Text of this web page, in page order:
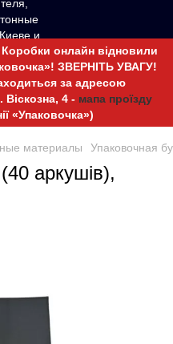
онлайн відновили
ЗВЕРНІТЬ УВАГУ!
за адресою
Віскозна, 4 - мапа проїзду
«Упаковочка»)
материалы Упаковочная
аркушів),